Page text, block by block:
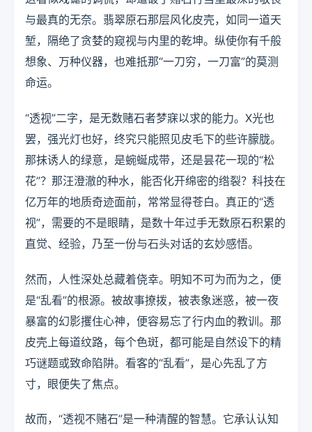
与最真的无奈。翡翠原石那层风化皮壳，如同一道天
堑，隔绝了贪婪的窥视与内里的乾坤。纵使你有千般
想象、万种仪器，也难抵那“一刀穷，一刀富”的莫测
命运。
“透视”二字，是无数赌石者梦寐以求的能力。X光也
罢，强光灯也好，终究只能照见皮毛下的些许朦胧。
那抹诱人的绿意，是蜿蜒成带，还是昙花一现的“松
花”？那汪澄澈的种水，能否化开绵密的绺裂？科技在
亿万年的地质奇迹面前，常常显得苍白。真正的“透
视”，需要的不是眼睛，是数十年过手无数原石积累的
直觉、经验，乃至一份与石头对话的玄妙感悟。
然而，人性深处总藏着侥幸。明知不可为而为之，便
是“乱看”的根源。被故事撩拨，被表象迷惑，被一夜
暴富的幻影攫住心神，便容易忘了行内血的教训。那
皮壳上每道纹路，每个色斑，都可能是自然设下的精
巧谜题或致命陷阱。看客的“乱看”，是心先乱了方
寸，眼便失了焦点。
故而，“透视不赌石”是一种清醒的智慧。它承认认知